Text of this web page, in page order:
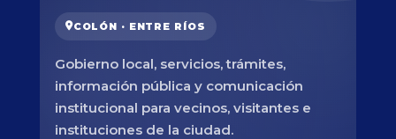
COLÓN · ENTRE RÍOS
Gobierno local, servicios, trámites,
información pública y comunicación
institucional para vecinos, visitantes e
instituciones de la ciudad.